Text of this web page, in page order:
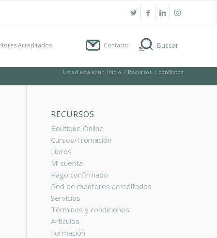
Acreditados Contacto
Usted está aquí: Inicio / Recursos / conflictos
RECURSOS
Boutique Online
Cursos/Fromación
Libros
Mi cuenta
Pago confirmado
Red de mentores acreditados
Servicios
Términos y condiciones
Artículos
Formación